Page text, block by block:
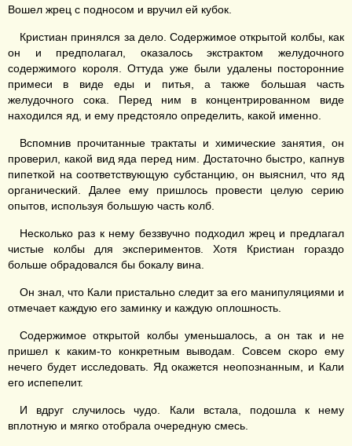
Вошел жрец с подносом и вручил ей кубок.
Кристиан принялся за дело. Содержимое открытой колбы, как
он и предполагал, оказалось экстрактом желудочного
содержимого короля. Оттуда уже были удалены посторонние
примеси в виде еды и питья, а также большая часть
желудочного сока. Перед ним в концентрированном виде
находился яд, и ему предстояло определить, какой именно.
Вспомнив прочитанные трактаты и химические занятия, он
проверил, какой вид яда перед ним. Достаточно быстро, капнув
пипеткой на соответствующую субстанцию, он выяснил, что яд
органический. Далее ему пришлось провести целую серию
опытов, используя большую часть колб.
Несколько раз к нему беззвучно подходил жрец и предлагал
чистые колбы для экспериментов. Хотя Кристиан гораздо
больше обрадовался бы бокалу вина.
Он знал, что Кали пристально следит за его манипуляциями и
отмечает каждую его заминку и каждую оплошность.
Содержимое открытой колбы уменьшалось, а он так и не
пришел к каким-то конкретным выводам. Совсем скоро ему
нечего будет исследовать. Яд окажется неопознанным, и Кали
его испепелит.
И вдруг случилось чудо. Кали встала, подошла к нему
вплотную и мягко отобрала очередную смесь.